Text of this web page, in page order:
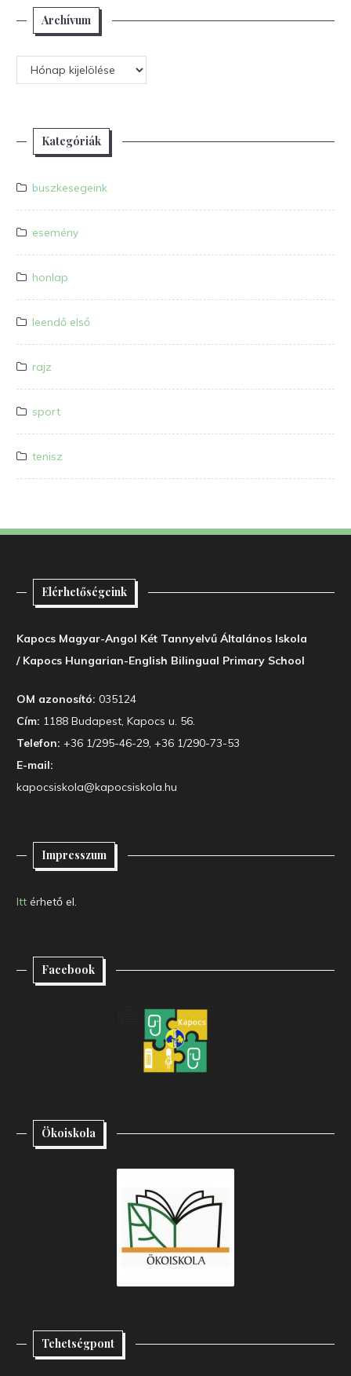
Archívum
Archívum
Kategóriák
buszkesegeink
esemény
honlap
leendő első
rajz
sport
tenisz
Elérhetőségeink
Kapocs Magyar-Angol Két Tannyelvű Általános Iskola
/ Kapocs Hungarian-English Bilingual Primary School
OM azonosító: 035124
Cím: 1188 Budapest, Kapocs u. 56.
Telefon: +36 1/295-46-29, +36 1/290-73-53
E-mail:
kapocsiskola@kapocsiskola.hu
Impresszum
Itt érhető el.
Facebook
Ökoiskola
Tehetségpont